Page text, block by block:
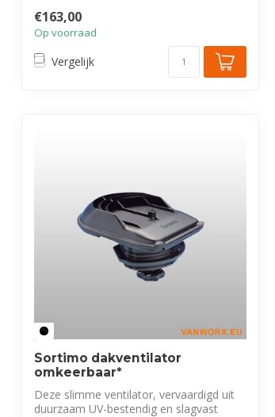
€163,00
Op voorraad
Vergelijk
Sortimo dakventilator
omkeerbaar*
Deze slimme ventilator, vervaardigd uit
duurzaam UV-bestendig en slagvast